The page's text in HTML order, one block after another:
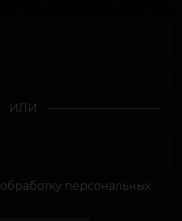
ИЛИ
персональных